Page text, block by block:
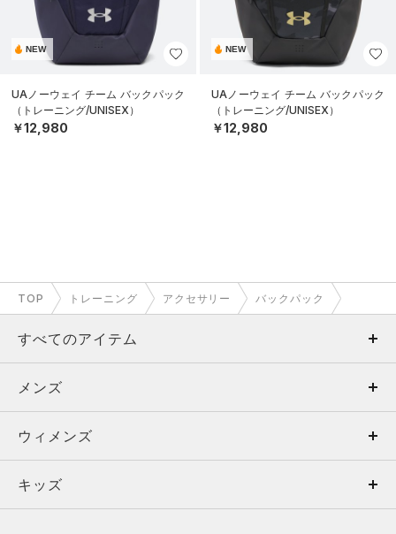
NEW
UAノーウェイ チーム バックパック
（トレーニング/UNISEX）
￥12,980
NEW
UAノーウェイ チーム バックパック
（トレーニング/UNISEX）
￥12,980
TOP トレーニング アクセサリー バックパック
すべてのアイテム
メンズ
ウィメンズ
キッズ
メンズ
トップス
ボトムス
ウィメンズ
トップス
キッズ